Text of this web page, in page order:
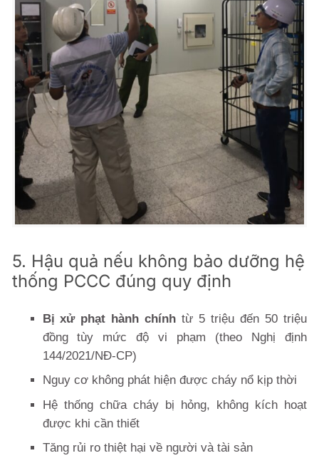
5. Hậu quả nếu không bảo dưỡng hệ
thống PCCC đúng quy định
Bị xử phạt hành chính từ 5 triệu đến 50 triệu
đồng tùy mức độ vi phạm (theo Nghị định
144/2021/NĐ-CP)
Nguy cơ không phát hiện được cháy nổ kịp thời
Hệ thống chữa cháy bị hỏng, không kích hoạt
được khi cần thiết
Tăng rủi ro thiệt hại về người và tài sản